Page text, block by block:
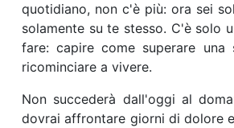
quotidiano, non c'è più: ora sei
solamente su te stesso. C'è solo
fare: capire come superare una
ricominciare a vivere.
Non succederà dall'oggi al
dovrai affrontare giorni di dolore